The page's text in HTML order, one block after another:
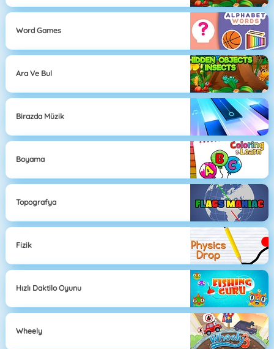
Word Games
Ara Ve Bul
Birazda Müzik
Boyama
Topografya
Fizik
Hızlı Daktilo Oyunu
Wheely